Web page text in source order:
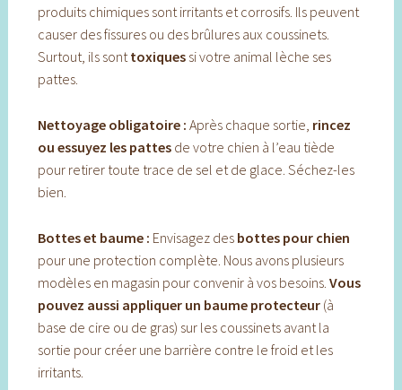
produits chimiques sont irritants et corrosifs. Ils peuvent
causer des fissures ou des brûlures aux coussinets.
Surtout, ils sonttoxiquessi votre animal lèche ses
pattes.
Nettoyage obligatoire : Après chaque sortie, rincez
ou essuyez les pattesde votre chien à l’eau tiède
pour retirer toute trace de sel et de glace. Séchez-les
bien.
Bottes et baume : Envisagez des bottes pour chien
pour une protection complète. Nous avons plusieurs
modèles en magasin pour convenir à vos besoins. Vous
pouvez aussi appliquer un baume protecteur(à
base de cire ou de gras) sur les coussinets avant la
sortie pour créer une barrière contre le froid et les
irritants.